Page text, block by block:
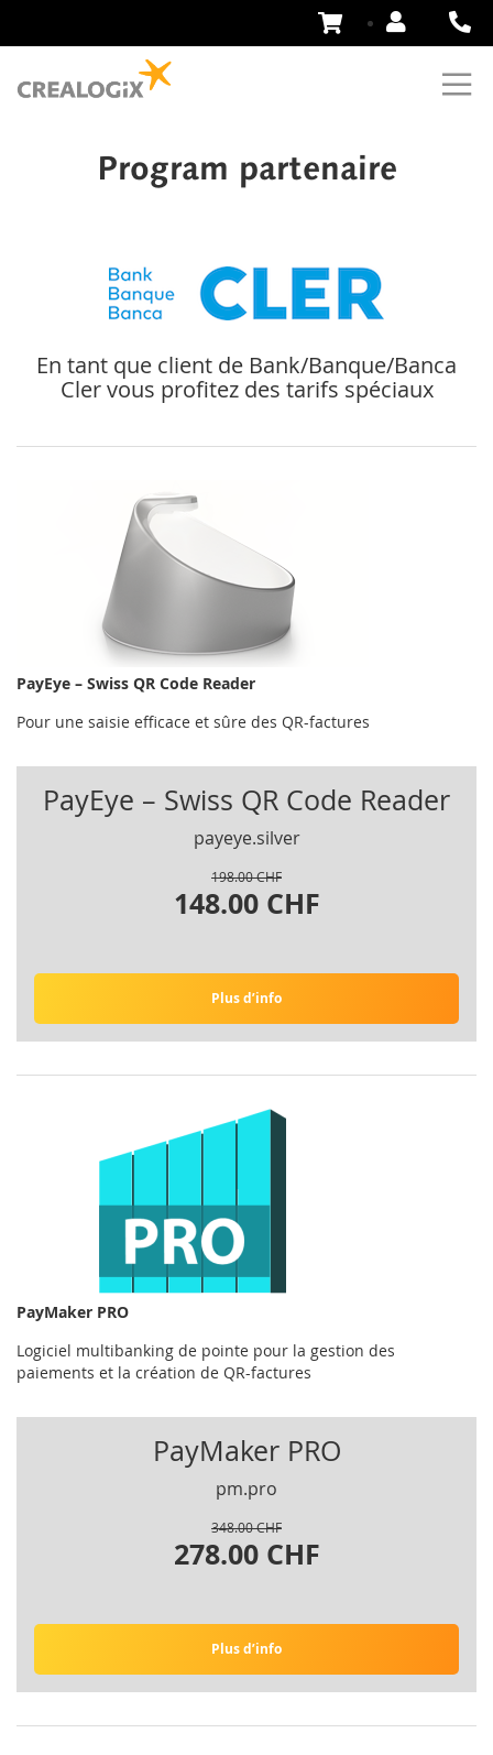
Aller
Program partenaire
En tant que client de Bank/Banque/Banca
Cler vous profitez des tarifs spéciaux
PayEye – Swiss QR Code Reader
Pour une saisie efficace et sûre des QR-factures
PayEye – Swiss QR Code Reader
payeye.silver
198.00 CHF
148.00 CHF
Plus d’info
PayMaker PRO
Logiciel multibanking de pointe pour la gestion des
paiements et la création de QR-factures
PayMaker PRO
pm.pro
348.00 CHF
278.00 CHF
Plus d’info